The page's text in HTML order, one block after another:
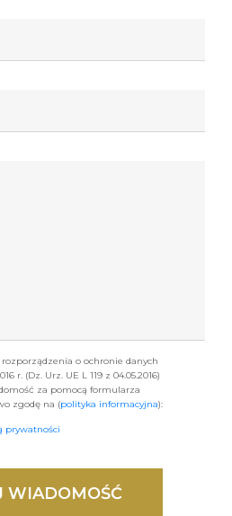
o ochronie danych
r. (Dz. Urz. UE L 119 z 04.05.2016)
za pomocą formularza
zgodę na (polityka informacyjna):
prywatności
WIADOMOŚĆ